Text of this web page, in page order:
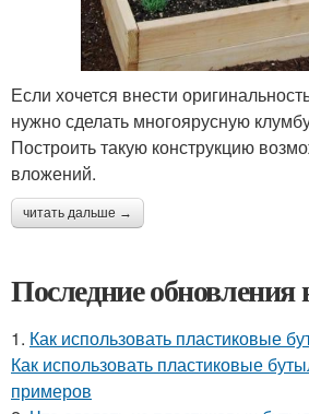
Если хочется внести
нужно сделать многоярусную
Построить такую конструкцию
вложений.
читать дальше →
Последние обновления
1. Как использовать пластиковые
Как использовать пластиковые
примеров